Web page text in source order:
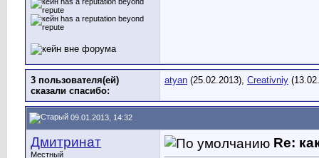
3 пользователя(ей)
сказали cпасибо:
atyan (25.02.2013), Creativniy
09.01.2013, 14:32
Дмитринат
Местный
Re: